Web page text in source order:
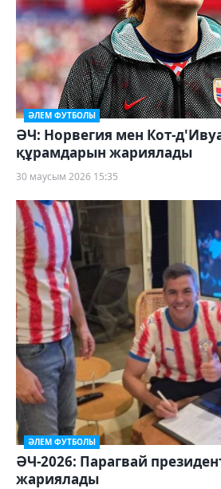
ӘЛЕМ ФУТБОЛЫ
ӘЧ: Норвегия мен Кот-
құрамдарын жариялады
30 маусым 2026 15:35
ӘЛЕМ ФУТБОЛЫ
ӘЧ-2026: Парагвай
жариялады